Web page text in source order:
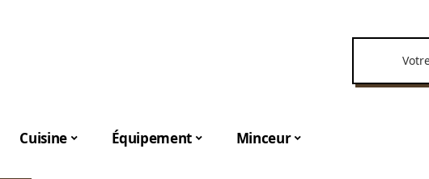
Cuisine Équipement Minceur